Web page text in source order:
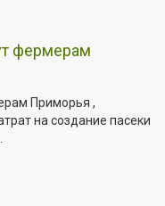
фермерам
Приморья ,
на создание пасеки